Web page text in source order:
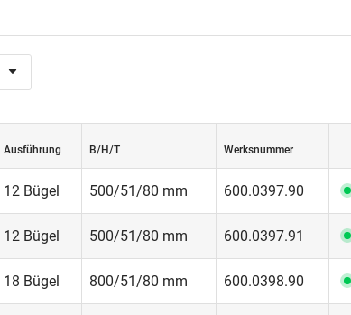
Ausführung B/H/T Werksnummer
12 Bügel 500/51/80 mm 600.0397.90
12 Bügel 500/51/80 mm 600.0397.91
18 Bügel 800/51/80 mm 600.0398.90